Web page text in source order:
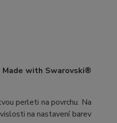
Made with Swarovski®
perleti na povrchu. Na
na nastavení barev